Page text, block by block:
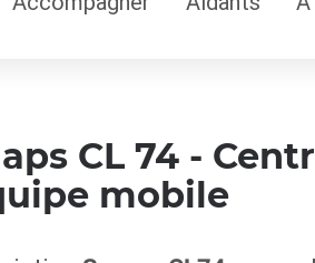
CL 74 -
mobile